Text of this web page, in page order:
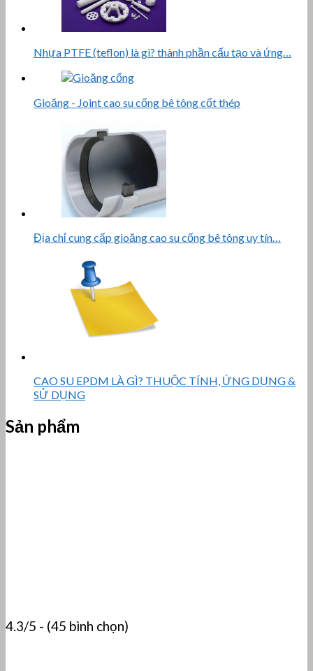
Nhựa PTFE (teflon) là gì? thành phần cấu tạo và ứng…
Gioăng - Joint cao su cống bê tông cốt thép
Địa chỉ cung cấp gioăng cao su cống bê tông uy tín…
CAO SU EPDM LÀ GÌ? THUỘC TÍNH, ỨNG DỤNG &
SỬ DỤNG
Sản phẩm
4.3/5 - (45 bình chọn)